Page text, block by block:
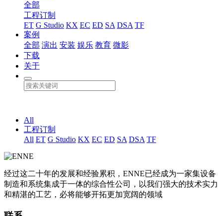
全部
工程订制
ET G Studio KX EC ED SA DSA TF
案例
全部 演出 安装 娱乐 教育 微影
下载
关于
All
工程订制
All ET G Studio KX EC ED SA DSA TF
经过这二十年的发展和经验累积，ENNE已经成为一家集设备
制造和系统集成于一体的综合性公司，以我们强大的技术实力
和精湛的工艺，必将能够开拓更加宽阔的领域